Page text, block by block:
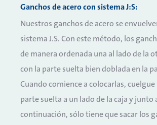
Ganchos de acero con sistema J:S:
Nuestros ganchos de acero se
sistema J.S. Con este método, los
de manera ordenada una al lado de la
con la parte suelta bien doblada en la
Cuando comience a colocarlas,
parte suelta a un lado de la caja y junto
continuación, sólo tiene que sacar los